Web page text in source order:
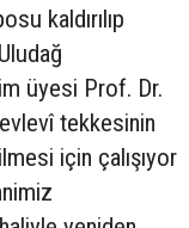
kaldırılıp
üyesi Prof. Dr.
tekkesinin
için çalışıyor